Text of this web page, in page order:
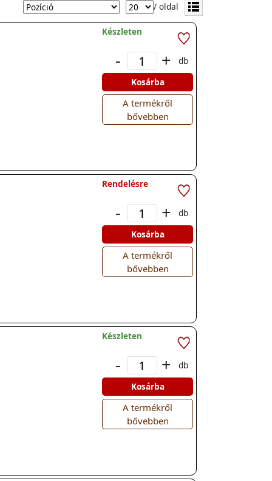
/ oldal
Készleten
- +
db
Kosárba
A termékről
bővebben
Rendelésre
- +
db
Kosárba
A termékről
bővebben
Készleten
- +
db
Kosárba
A termékről
bővebben